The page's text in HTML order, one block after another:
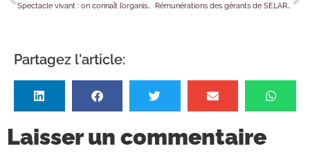
Spectacle vivant : on connaît l’organisation syndicale représentative Rémunérations des gérants de SELARL : l’affaire est fiscalement close !
Partagez l'article:
Laisser un commentaire